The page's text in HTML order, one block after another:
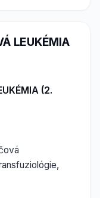
LEUKÉMIA
(2.